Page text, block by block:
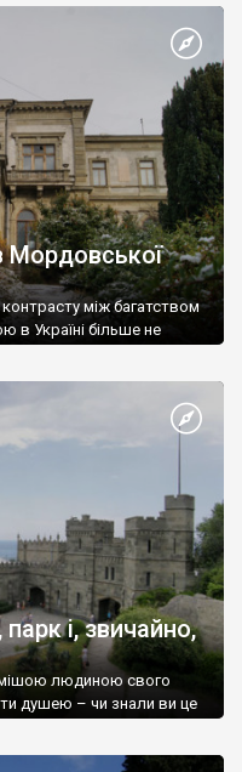
Мордовської
між багатством
в Україні більше не
і, звичайно,
людиною свого
душею – чи знали ви це